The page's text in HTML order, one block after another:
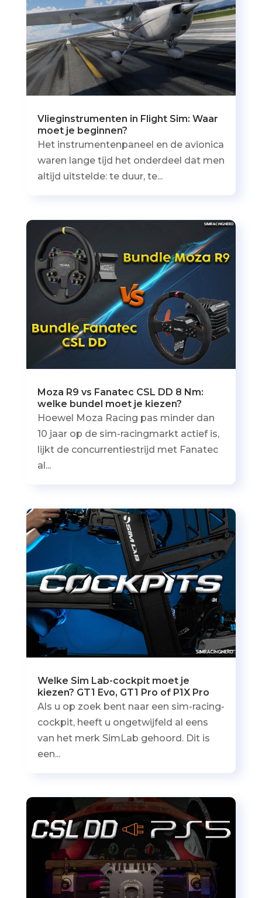
Vlieginstrumenten in Flight Sim: Waar
moet je beginnen?
Het instrumentenpaneel en de avionica
waren lange tijd het onderdeel dat men
altijd uitstelde: te duur, te...
Moza R9 vs Fanatec CSL DD 8 Nm:
welke bundel moet je kiezen?
Hoewel Moza Racing pas minder dan
10 jaar op de sim-racingmarkt actief is,
lijkt de concurrentiestrijd met Fanatec
al...
Welke Sim Lab-cockpit moet je
kiezen? GT1 Evo, GT1 Pro of P1X Pro
Als u op zoek bent naar een sim-racing-
cockpit, heeft u ongetwijfeld al eens
van het merk SimLab gehoord. Dit is
een...